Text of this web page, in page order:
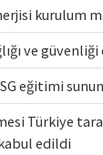
kurulum
ve
eğitimi
Türkiye
edildi